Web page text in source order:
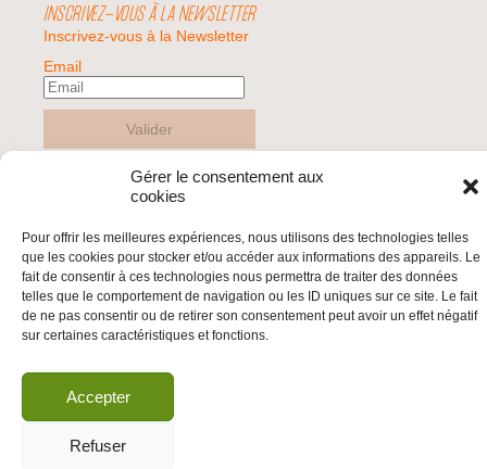
Gérer le consentement aux
cookies
Pour offrir les meilleures expériences, nous utilisons des technologies telles
que les cookies pour stocker et/ou accéder aux informations des appareils. Le
fait de consentir à ces technologies nous permettra de traiter des données
telles que le comportement de navigation ou les ID uniques sur ce site. Le fait
de ne pas consentir ou de retirer son consentement peut avoir un effet négatif
sur certaines caractéristiques et fonctions.
Accepter
Refuser
INSCRIVEZ-VOUS À LA NEWSLETTER
Inscrivez-vous à la Newsletter
Email
Valider
© 2026 | BDS France | Boycott Désinvestissement Sanctions, la réponse